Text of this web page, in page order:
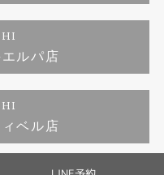
ルパ店
ベル店